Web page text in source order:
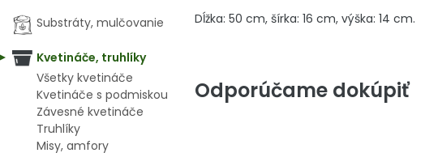
Dĺžka: 50 cm, šírka: 16 cm, výška: 14 cm.
Odporúčame dokúpiť
Substráty, mulčovanie
Kvetináče, truhlíky
Všetky kvetináče
Kvetináče s podmiskou
Závesné kvetináče
Truhlíky
Misy, amfory